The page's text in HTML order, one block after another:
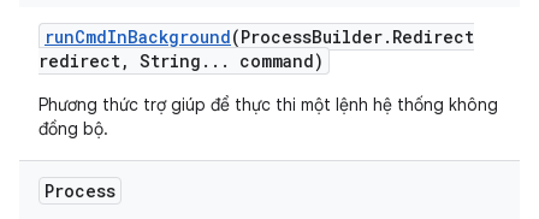
runCmdInBackground(ProcessBuilder. Redirect
redirect, String . . . command)
Phương thức trợ giúp để thực thi một lệnh hệ thống không
đồng bộ.
Process